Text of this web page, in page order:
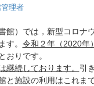
理者
館）では，新型コロナ
す。 令和２年（2020年
おりです。
継続しております。 引
施設の利用はこれま